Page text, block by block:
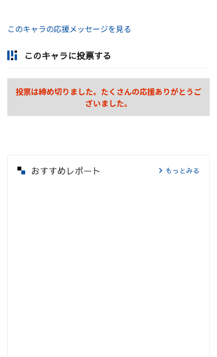
このキャラの応援メッセージを見る
このキャラに投票する
投票は締め切りました。たくさんの応援ありがとうご
ざいました。
おすすめレポート もっとみる